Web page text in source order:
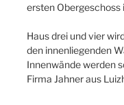
ersten Obergeschoss
Haus drei und vier
den innenliegenden
Innenwände werden
Firma Jahner aus